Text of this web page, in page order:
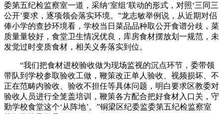
委第五纪检监察室一道，采纳‘室组’联动的形式，对照‘三同三
公开’要求，逐项领会落实环境。”龙志敏举例说，从近期对侣
俸小学的查抄环境看，学校当日菜品品种取公开食谱分歧，菜
质量量较好，食堂卫生情况优良，库房食材摆放划一规范，未
发觉过时变质食材，相关义务落实到位。
“我们把食材进校验收做为现场监视的沉点环节，委带领
带队到学校参取验收工做，鞭策改正单人验收、视频损坏、不
正在范畴内验收、验收不担任等具体问题，明白要求区教委对
验收人员进行全笼盖培训，鞭策各方配合把好食材入口关，守
勤学校食堂这个‘从阵地’。”铜梁区纪委监委第五纪检监察室